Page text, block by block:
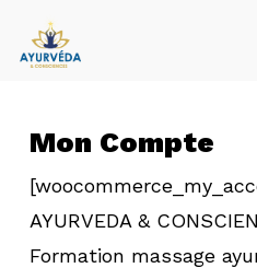
Mon Compte
AYURVEDA &
Formation massage